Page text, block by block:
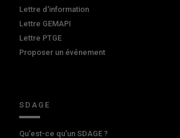
Lettre d'information
Lettre GEMAPI
Lettre PTGE
Proposer un événement
SDAGE
Qu'est-ce qu'un SDAGE ?